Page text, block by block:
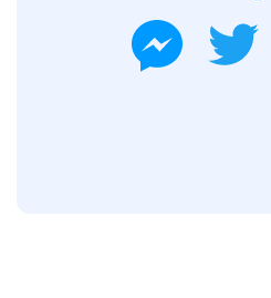
واتساب تويتر